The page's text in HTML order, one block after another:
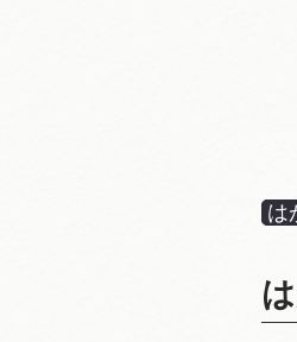
は